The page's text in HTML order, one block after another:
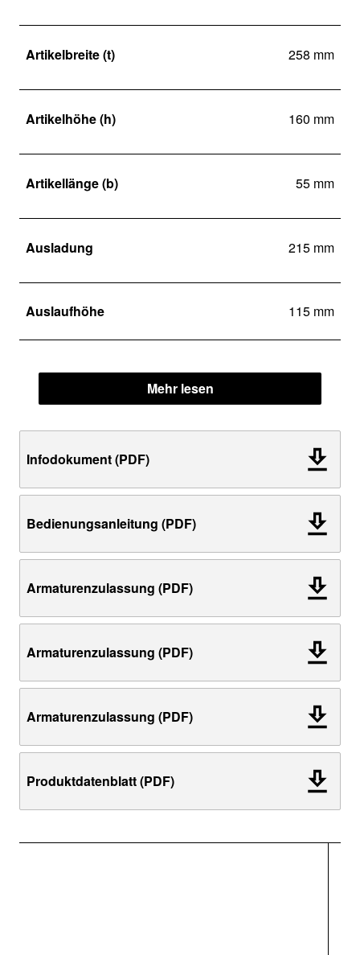
Artikelbreite (t) 258 mm
Artikelhöhe (h) 160 mm
Artikellänge (b) 55 mm
Ausladung 215 mm
Auslaufhöhe 115 mm
Mehr lesen
Infodokument (PDF)
Bedienungsanleitung (PDF)
Armaturenzulassung (PDF)
Armaturenzulassung (PDF)
Armaturenzulassung (PDF)
Produktdatenblatt (PDF)